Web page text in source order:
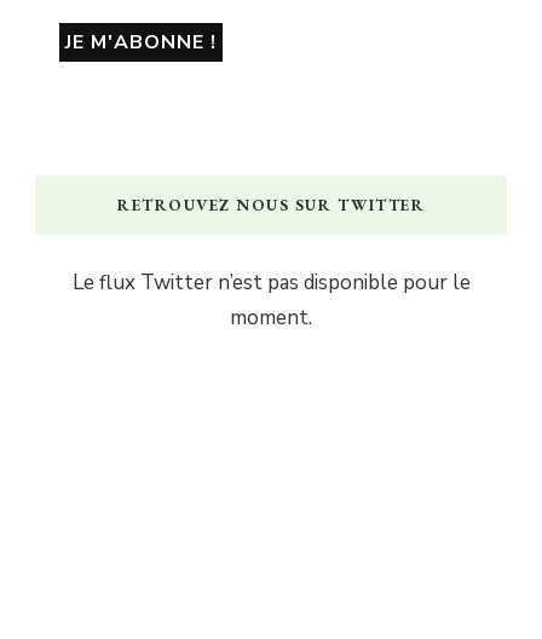
RETROUVEZ NOUS SUR TWITTER
Le flux Twitter n’est pas disponible pour le
moment.